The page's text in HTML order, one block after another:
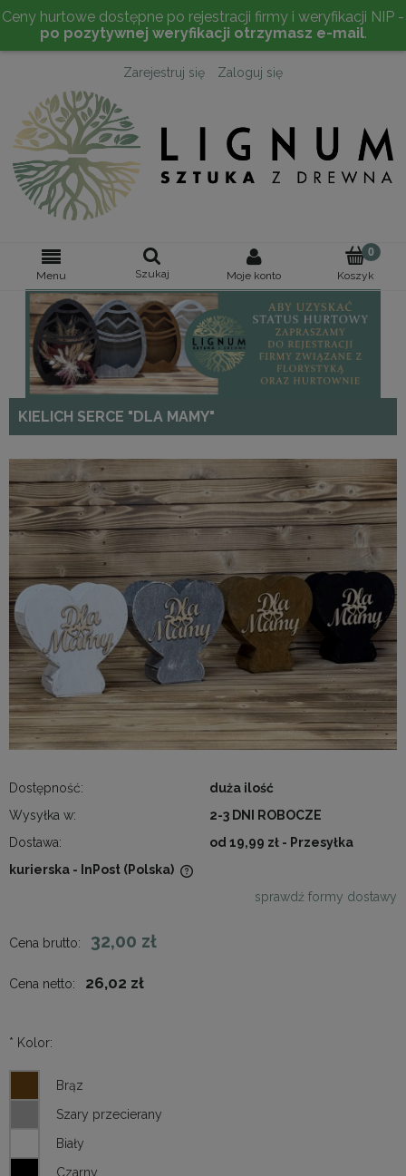
Ceny hurtowe dostępne po rejestracji firmy i weryfikacji NIP -
po pozytywnej weryfikacji otrzymasz e-mail.
Zarejestruj się Zaloguj się
Menu Szukaj Moje konto Koszyk
KIELICH SERCE "DLA MAMY"
Dostępność:
duża ilość
Wysyłka w:
2-3 DNI ROBOCZE
Dostawa:
od 19,99 zł - Przesyłka
kurierska - InPost (Polska)
sprawdź formy dostawy
Cena brutto: 32,00 zł
Cena netto: 26,02 zł
* Kolor: